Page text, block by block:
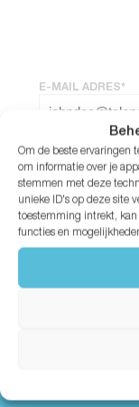
Om de beste ervaringen
om informatie over je
stemmen met deze
unieke ID's op deze site
toestemming intrekt,
functies en
E-MAIL ADRES*
WACHTWOORD*
Wachtwoord